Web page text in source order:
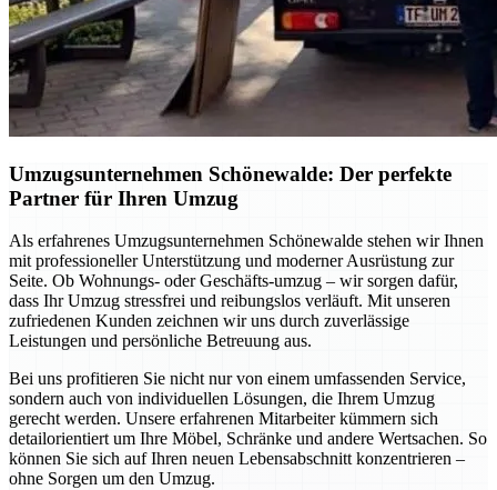
Umzugsunternehmen Schönewalde: Der perfekte
Partner für Ihren Umzug
Als erfahrenes Umzugsunternehmen Schönewalde stehen wir Ihnen
mit professioneller Unterstützung und moderner Ausrüstung zur
Seite. Ob Wohnungs- oder Geschäfts-umzug – wir sorgen dafür,
dass Ihr Umzug stressfrei und reibungslos verläuft. Mit unseren
zufriedenen Kunden zeichnen wir uns durch zuverlässige
Leistungen und persönliche Betreuung aus.
Bei uns profitieren Sie nicht nur von einem umfassenden Service,
sondern auch von individuellen Lösungen, die Ihrem Umzug
gerecht werden. Unsere erfahrenen Mitarbeiter kümmern sich
detailorientiert um Ihre Möbel, Schränke und andere Wertsachen. So
können Sie sich auf Ihren neuen Lebensabschnitt konzentrieren –
ohne Sorgen um den Umzug.